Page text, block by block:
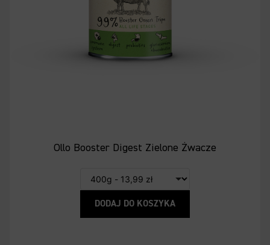
Ollo Booster Digest Zielone Żwacze
DODAJ DO KOSZYKA